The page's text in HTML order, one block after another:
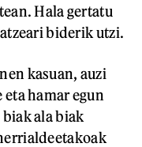
Hala gertatu
biderik utzi.
kasuan, auzi
hamar egun
ala biak